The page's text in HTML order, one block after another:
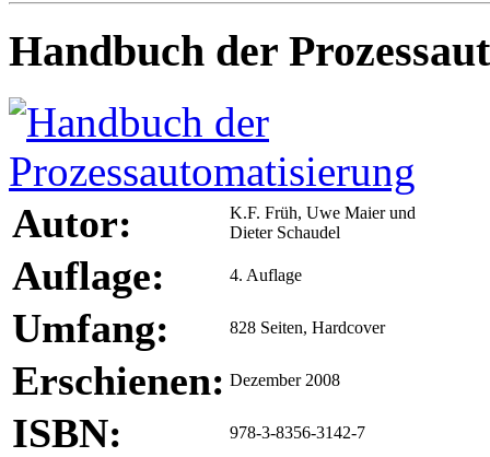
Handbuch der
Autor:
K.F. Früh, Uwe Maier und
Dieter Schaudel
Auflage: 4. Auflage
Umfang: 828 Seiten, Hardcover
Erschienen: Dezember 2008
ISBN: 978-3-8356-3142-7